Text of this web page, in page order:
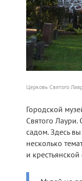
Церковь Святого
Городской
Святого
садом. Здесь
несколько
и